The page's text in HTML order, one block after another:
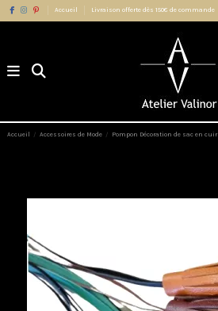
Accueil Livraison offerte dès 150€ de commande
Accueil Accessoires de Mode Pompon Décoration de sac en cuir